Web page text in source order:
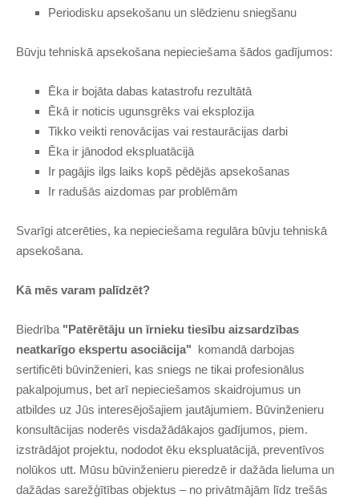
Periodisku apsekošanu un slēdzienu sniegšanu
Būvju tehniskā apsekošana nepieciešama šādos gadījumos:
Ēka ir bojāta dabas katastrofu rezultātā
Ēkā ir noticis ugunsgrēks vai eksplozija
Tikko veikti renovācijas vai restaurācijas darbi
Ēka ir jānodod ekspluatācijā
Ir pagājis ilgs laiks kopš pēdējās apsekošanas
Ir radušās aizdomas par problēmām
Svarīgi atcerēties, ka nepieciešama regulāra būvju tehniskā
apsekošana.
Kā mēs varam palīdzēt?
Biedrība "Patērētāju un īrnieku tiesību aizsardzības
neatkarīgo ekspertu asociācija" komandā darbojas
sertificēti būvinženieri, kas sniegs ne tikai profesionālus
pakalpojumus, bet arī nepieciešamos skaidrojumus un
atbildes uz Jūs interesējošajiem jautājumiem. Būvinženieru
konsultācijas noderēs visdažādākajos gadījumos, piem.
izstrādājot projektu, nododot ēku ekspluatācijā, preventīvos
nolūkos utt. Mūsu būvinženieru pieredzē ir dažāda lieluma un
dažādas sarežģītības objektus – no privātmājām līdz trešās